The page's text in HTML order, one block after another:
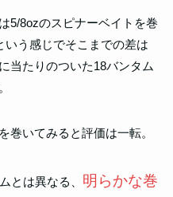
5/8ozのスピナーベイトを巻
いう感じでそこまでの差は
当たりのついた18バンタム
巻いてみると評価は一転。
とは異なる、 明らかな巻